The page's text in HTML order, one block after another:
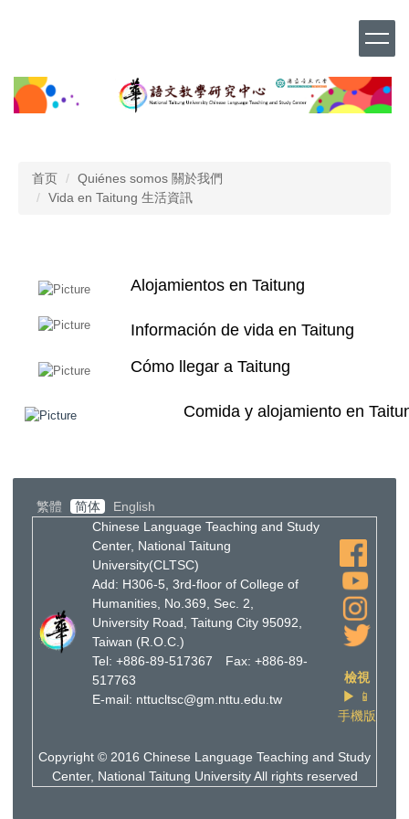
内
容
首页
Quiénes somos 關於我們
Vida en Taitung 生活資訊 ​
​Alojamientos en Taitung
Información de vida en Taitung
Cómo llegar a Taitung
Comida y alojamiento en
繁體 简体
English
Chinese Language Teaching and Study
Center, National Taitung
University(CLTSC)
Add: H306-5, 3rd-floor of College of
Humanities, No.369, Sec. 2,
University Road, Taitung City 95092,
Taiwan (R.O.C.)
Tel: +886-89-517367 Fax: +886-89-
517763
E-mail: nttucltsc@gm.nttu.edu.tw
檢視
▶
📱
手機版
Copyright © 2016 Chinese Language Teaching and Study
Center, National Taitung University All rights reserved